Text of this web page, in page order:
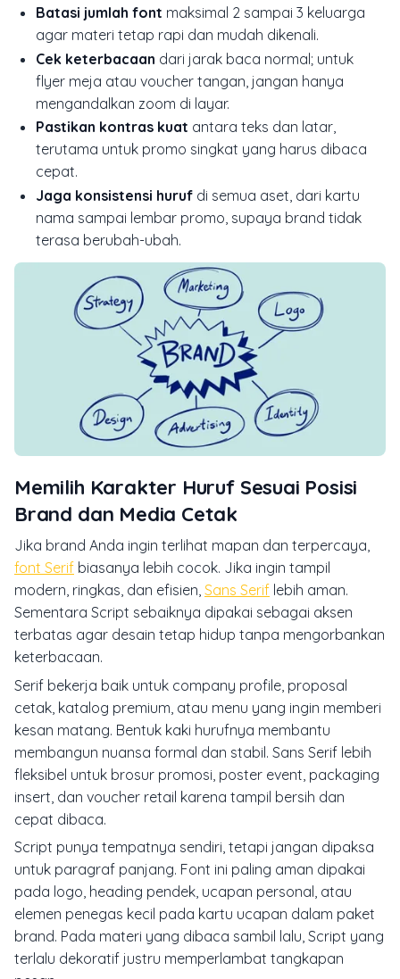
Batasi jumlah font maksimal 2 sampai 3 keluarga
agar materi tetap rapi dan mudah dikenali.
Cek keterbacaan dari jarak baca normal; untuk
flyer meja atau voucher tangan, jangan hanya
mengandalkan zoom di layar.
Pastikan kontras kuat antara teks dan latar,
terutama untuk promo singkat yang harus dibaca
cepat.
Jaga konsistensi huruf di semua aset, dari kartu
nama sampai lembar promo, supaya brand tidak
terasa berubah-ubah.
Memilih Karakter Huruf Sesuai Posisi
Brand dan Media Cetak
Jika brand Anda ingin terlihat mapan dan terpercaya,
font Serif biasanya lebih cocok. Jika ingin tampil
modern, ringkas, dan efisien, Sans Serif lebih aman.
Sementara Script sebaiknya dipakai sebagai aksen
terbatas agar desain tetap hidup tanpa mengorbankan
keterbacaan.
Serif bekerja baik untuk company profile, proposal
cetak, katalog premium, atau menu yang ingin memberi
kesan matang. Bentuk kaki hurufnya membantu
membangun nuansa formal dan stabil. Sans Serif lebih
fleksibel untuk brosur promosi, poster event, packaging
insert, dan voucher retail karena tampil bersih dan
cepat dibaca.
Script punya tempatnya sendiri, tetapi jangan dipaksa
untuk paragraf panjang. Font ini paling aman dipakai
pada logo, heading pendek, ucapan personal, atau
elemen penegas kecil pada kartu ucapan dalam paket
brand. Pada materi yang dibaca sambil lalu, Script yang
terlalu dekoratif justru memperlambat tangkapan